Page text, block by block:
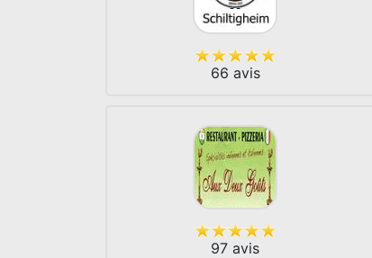
66 avis
97 avis